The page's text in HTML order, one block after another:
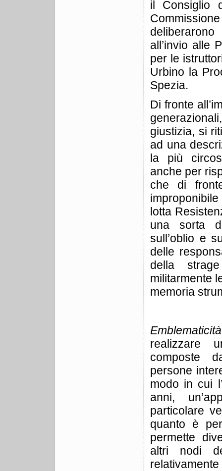
il Consiglio
all’invio alle
per le
Urbino la
Spezia.
Di fronte
giustizia, si
ad una
la più
anche per
che di
lotta
una sorta di
sull’oblio e
delle
della
militarmente
memoria
realizzare
composte
persone
modo in cui
anni,
particolare
quanto è
permette
altri nodi